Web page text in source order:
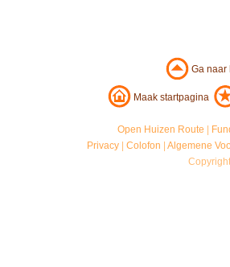
Ga
Maak startpagina
Open Huizen Route
Privacy |Colofon |Algemene